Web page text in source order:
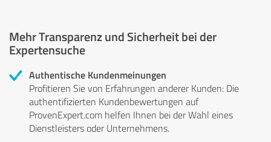
Mehr Transparenz und Sicherheit bei der
Expertensuche
Authentische Kundenmeinungen
Profitieren Sie von Erfahrungen anderer Kunden: Die
authentifizierten Kundenbewertungen auf
ProvenExpert.com helfen Ihnen bei der Wahl eines
Dienstleisters oder Unternehmens.